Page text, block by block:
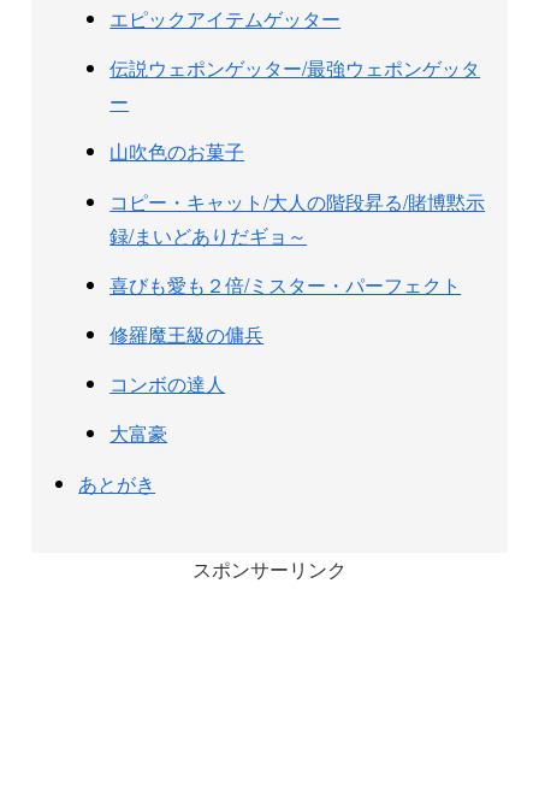
エピックアイテムゲッター
伝説ウェポンゲッター/最強ウェポンゲッタ
ー
山吹色のお菓子
コピー・キャット/大人の階段昇る/賭博黙示
録/まいどありだギョ～
喜びも愛も２倍/ミスター・パーフェクト
修羅魔王級の傭兵
コンボの達人
大富豪
あとがき
スポンサーリンク